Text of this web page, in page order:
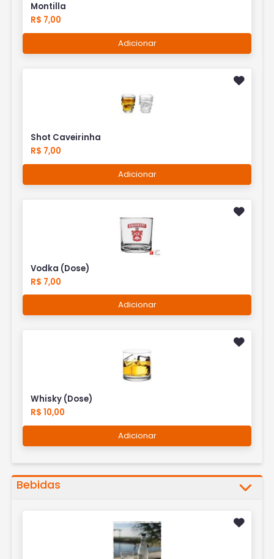
Montilla
R$ 7,00
Adicionar
Shot Caveirinha
R$ 7,00
Adicionar
Vodka (Dose)
R$ 7,00
Adicionar
Whisky (Dose)
R$ 10,00
Adicionar
Bebidas